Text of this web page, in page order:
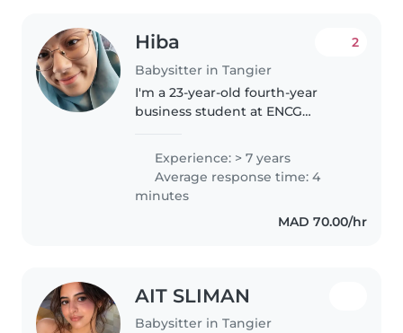
Hiba
Babysitter in Tangier
2
I'm a 23-year-old fourth-year
business student at ENCG
spent years caring for my
younger cousin since she was a
baby and have..
Experience: > 7 years
Average response time: 4
minutes
MAD 70.00/hr
AIT SLIMAN
Babysitter in Tangier